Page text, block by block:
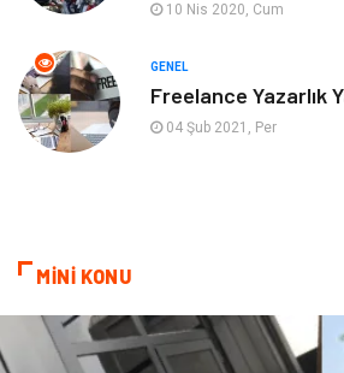
10 Nis 2020, Cum
GENEL
Freelance Yazarlık
04 Şub 2021, Per
MİNİ KONU